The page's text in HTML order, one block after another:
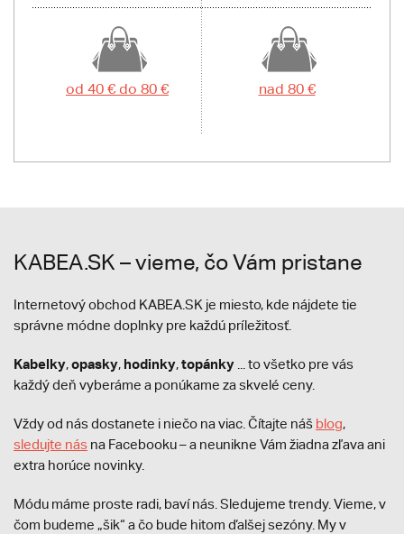
od 40 € do 80 € nad 80 €
KABEA.SK – vieme, čo Vám pristane
Internetový obchod KABEA.SK je miesto, kde nájdete tie
správne módne doplnky pre každú príležitosť.
Kabelky,opasky, hodinky,topánky ... to všetko pre vás
každý deň vyberáme a ponúkame za skvelé ceny.
Vždy od nás dostanete i niečo na viac. Čítajte náš blog,
sledujte nás na Facebooku – a neunikne Vám žiadna zľava ani
extra horúce novinky.
Módu máme proste radi, baví nás. Sledujeme trendy. Vieme, v
čom budeme „šik“ a čo bude hitom ďalšej sezóny. My v